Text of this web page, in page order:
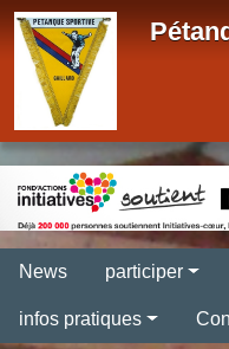
News participer
infos pratiques
Panneau de gestion des